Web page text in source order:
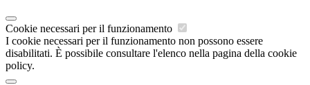
Cookie necessari per il funzionamento
I cookie necessari per il funzionamento non possono essere
disabilitati. È possibile consultare l'elenco nella pagina della cookie
policy.